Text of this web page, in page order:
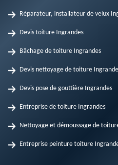
Réparateur, installateur de velux
Devis toiture Ingrandes
Bâchage de toiture Ingrandes
Devis nettoyage de toiture
Devis pose de gouttière Ingrandes
Entreprise de toiture Ingrandes
Nettoyage et démoussage de
Entreprise peinture toiture